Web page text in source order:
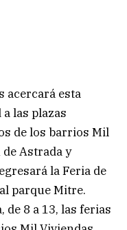
acercará esta
las plazas
de los barrios Mil
de Astrada y
la Feria de
parque Mitre.
de 8 a 13, las ferias